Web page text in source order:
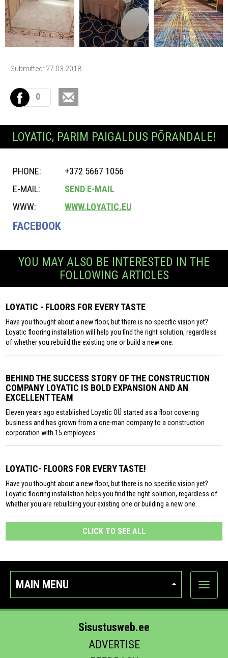
Submitted: 27.03.2018
0
LOYATIC, PARIM PAIGALDUS PÕRANDALE!
PHONE:
+372 5667 1056
E-MAIL:
SEND E-MAIL
WWW:
WWW.LOYATIC.EU
FACEBOOK
YOU MAY ALSO BE INTERESTED IN THE
FOLLOWING ARTICLES
LOYATIC - FLOORS FOR EVERY TASTE
Have you thought about a new floor, but there is no specific vision yet?
Loyatic flooring installation will help you find the right solution, regardless
of whether you rebuild the existing one or build a new one.
BEHIND THE SUCCESS STORY OF THE CONSTRUCTION
COMPANY LOYATIC IS BOLD EXPANSION AND AN
EXCELLENT TEAM
Eleven years ago established Loyatic OÜ started as a floor covering
business and has grown from a one-man company to a construction
corporation with 15 employees.
LOYATIC- FLOORS FOR EVERY TASTE!
Have you thought about a new floor, but there is no specific vision yet?
Loyatic flooring installation helps you find the right solution, regardless of
whether you are rebuilding your existing one or building a new one.
CLICK TO SEE ALL
MAIN MENU
Show
Sisustusweb.ee
ADVERTISE